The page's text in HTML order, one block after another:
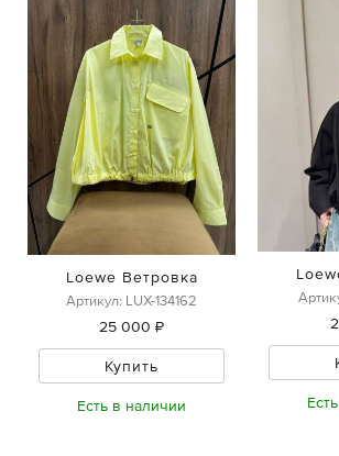
Loewe Ветровка
Артикул: LUX-134162
25 000 ₽
Купить
Есть в наличии